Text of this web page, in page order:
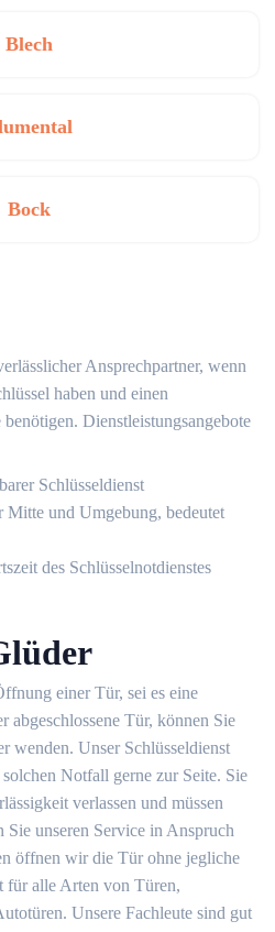
Blech
Bock
Ansprechpartner, wenn
haben und einen
Dienstleistungsangebote
Schlüsseldienst
Mitte und Umgebung, bedeutet
des Schlüsselnotdienstes
einer Tür, sei es eine
abgeschlossene Tür, können Sie
wenden. Unser Schlüsseldienst
Notfall gerne zur Seite. Sie
verlassen und müssen
unseren Service in Anspruch
öffnen wir die Tür ohne jegliche
für alle Arten von Türen,
Unsere Fachleute sind gut